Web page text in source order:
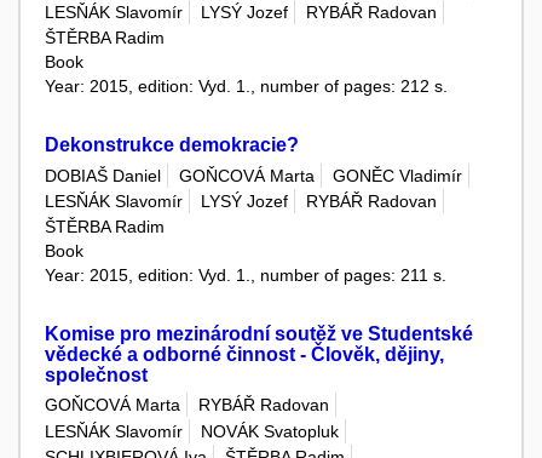
LESŇÁK Slavomír
LYSÝ Jozef
RYBÁŘ Radovan
ŠTĚRBA Radim
Book
Year: 2015, edition: Vyd. 1., number of pages: 212 s.
Dekonstrukce demokracie?
DOBIAŠ Daniel GOŇCOVÁ Marta
GONĚC Vladimír
LESŇÁK Slavomír
LYSÝ Jozef
RYBÁŘ Radovan
ŠTĚRBA Radim
Book
Year: 2015, edition: Vyd. 1., number of pages: 211 s.
Komise pro mezinárodní soutěž ve Studentské
vědecké a odborné činnost - Člověk, dějiny,
společnost
GOŇCOVÁ Marta
RYBÁŘ Radovan
LESŇÁK Slavomír
NOVÁK Svatopluk